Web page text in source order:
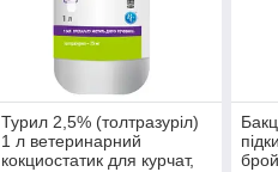
Турил 2,5% (толтразуріл)
1 л ветеринарний
кокциостатик для курчат,